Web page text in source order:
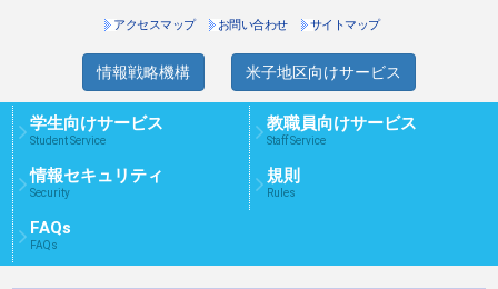
アクセスマップ お問い合わせ サイトマップ
情報戦略機構 米子地区向けサービス
学生向けサービス
Student Service
教職員向けサービス
Staff Service
情報セキュリティ
Security
規則
Rules
FAQs
FAQs